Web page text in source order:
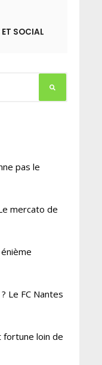
SOCIAL
pas le
mercato de
Le FC Nantes
fortune loin de